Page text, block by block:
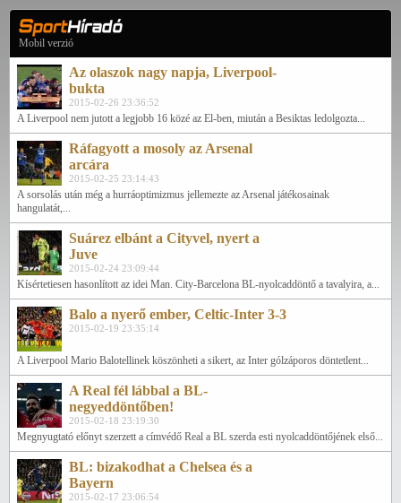
Mobil verzió
Az olaszok nagy napja, Liverpool-
bukta
2015-02-26 23:36:52
A Liverpool nem jutott a legjobb 16 közé az El-ben, miután a Besiktas ledolgozta...
Ráfagyott a mosoly az Arsenal
arcára
2015-02-25 23:14:43
A sorsolás után még a hurráoptimizmus jellemezte az Arsenal játékosainak
hangulatát,...
Suárez elbánt a Cityvel, nyert a
Juve
2015-02-24 23:09:44
Kísértetiesen hasonlított az idei Man. City-Barcelona BL-nyolcaddöntő a tavalyira, a...
Balo a nyerő ember, Celtic-Inter 3-3
2015-02-19 23:35:14
A Liverpool Mario Balotellinek köszönheti a sikert, az Inter gólzáporos döntetlent...
A Real fél lábbal a BL-
negyeddöntőben!
2015-02-18 23:19:30
Megnyugtató előnyt szerzett a címvédő Real a BL szerda esti nyolcaddöntőjének első...
BL: bizakodhat a Chelsea és a
Bayern
2015-02-17 23:06:54